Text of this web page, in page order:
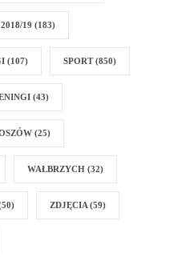
19 (183)
(107) SPORT(850)
(43)
(25)
WAŁBRZYCH (32)
ZDJĘCIA (59)